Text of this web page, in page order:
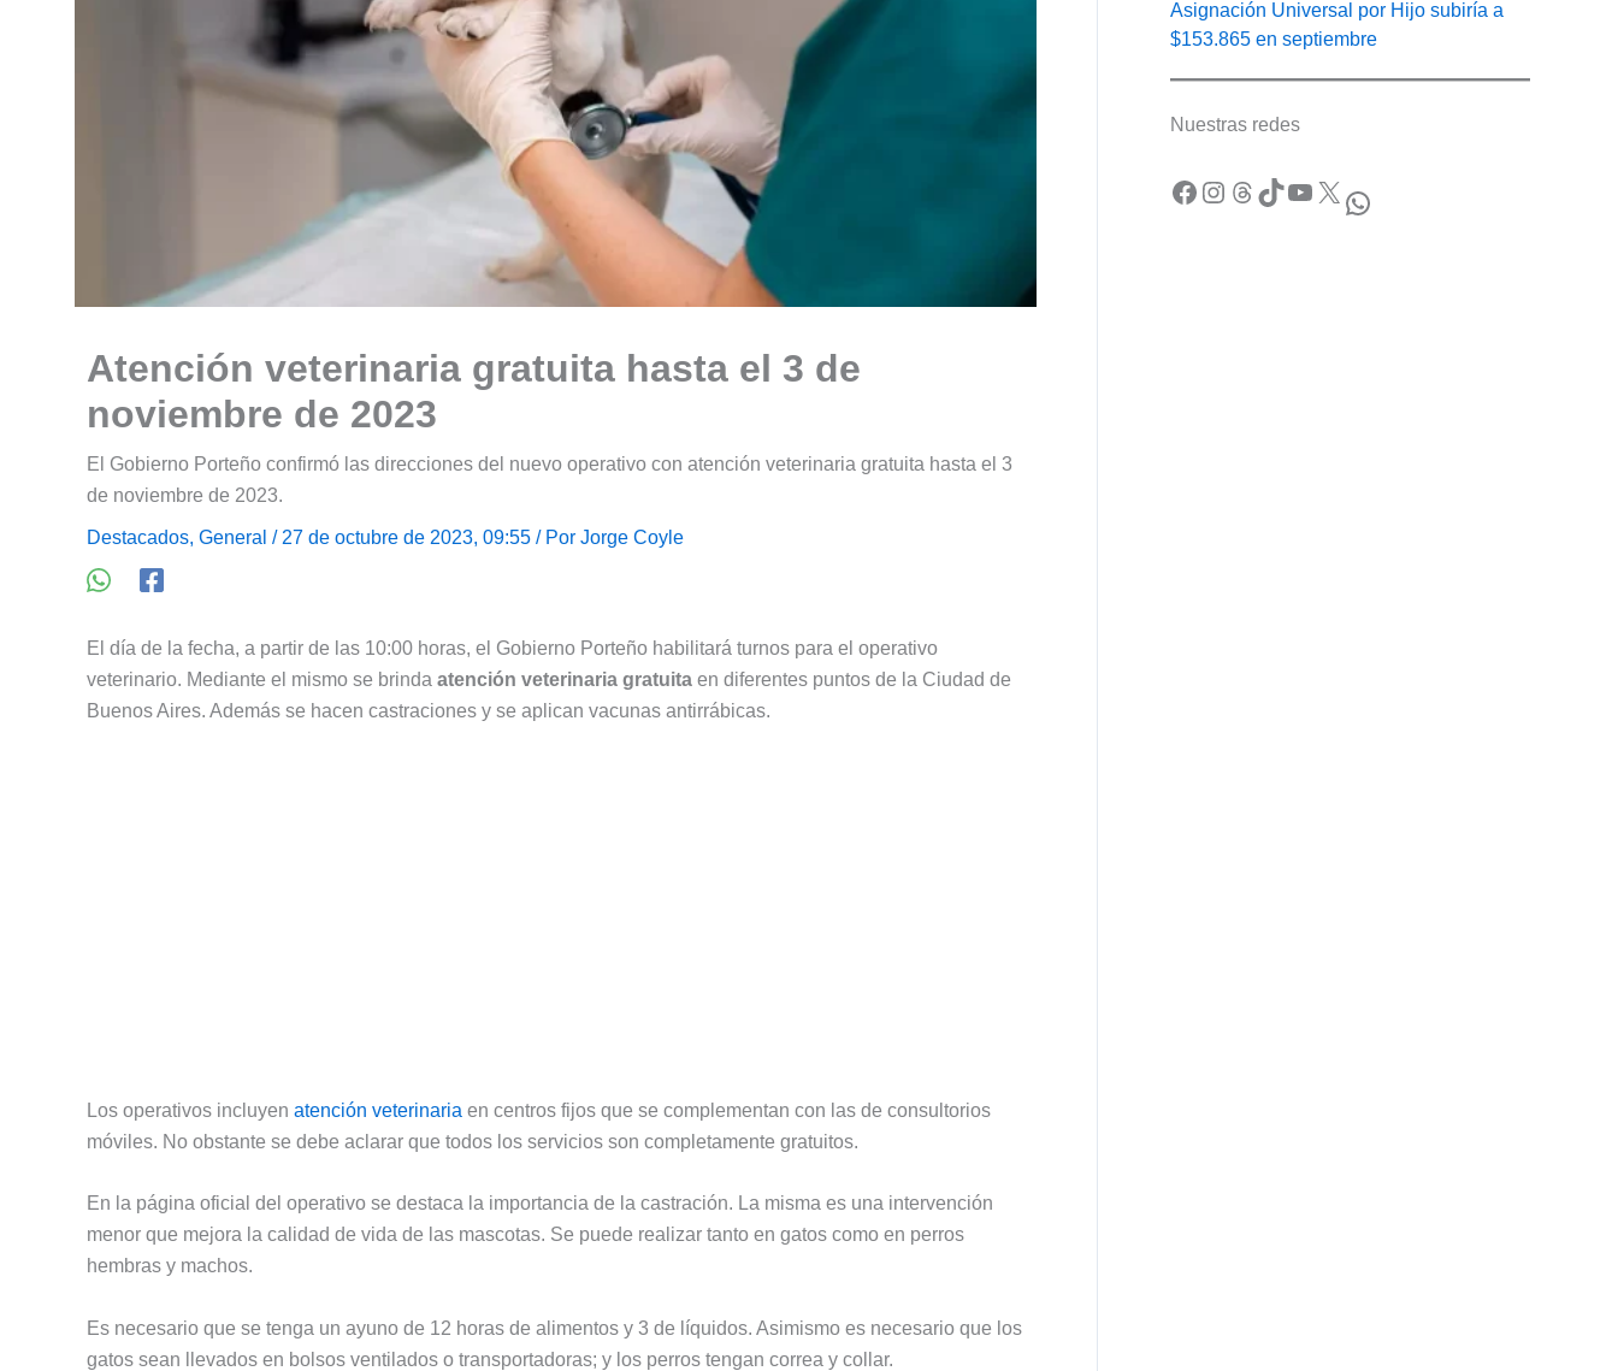
Atención veterinaria gratuita hasta el 3 de
noviembre de 2023
El Gobierno Porteño confirmó las direcciones del nuevo operativo con atención veterinaria gratuita hasta el 3
de noviembre de 2023.
Destacados, General / 27 de octubre de 2023, 09:55 / Por Jorge Coyle
El día de la fecha, a partir de las 10:00 horas, el Gobierno Porteño habilitará turnos para el operativo
veterinario. Mediante el mismo se brinda atención veterinaria gratuita en diferentes puntos de la Ciudad de
Buenos Aires. Además se hacen castraciones y se aplican vacunas antirrábicas.
Los operativos incluyen atención veterinaria en centros fijos que se complementan con las de consultorios
móviles. No obstante se debe aclarar que todos los servicios son completamente gratuitos.
En la página oficial del operativo se destaca la importancia de la castración. La misma es una intervención
menor que mejora la calidad de vida de las mascotas. Se puede realizar tanto en gatos como en perros
hembras y machos.
Es necesario que se tenga un ayuno de 12 horas de alimentos y 3 de líquidos. Asimismo es necesario que los
gatos sean llevados en bolsos ventilados o transportadoras; y los perros tengan correa y collar.
Asignación Universal por Hijo subiría a
$153.865 en septiembre
Nuestras redes
Facebook Instagram Threads TikTok YouTube X WhatsApp